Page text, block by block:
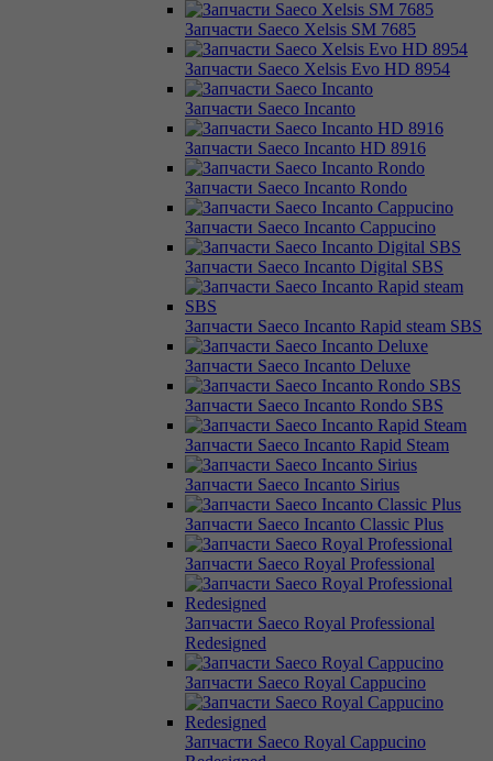
Запчасти Saeco Xelsis SM 7685
Запчасти Saeco Xelsis Evo HD 8954
Запчасти Saeco Incanto
Запчасти Saeco Incanto HD 8916
Запчасти Saeco Incanto Rondo
Запчасти Saeco Incanto Cappucino
Запчасти Saeco Incanto Digital SBS
Запчасти Saeco Incanto Rapid steam SBS
Запчасти Saeco Incanto Deluxe
Запчасти Saeco Incanto Rondo SBS
Запчасти Saeco Incanto Rapid Steam
Запчасти Saeco Incanto Sirius
Запчасти Saeco Incanto Classic Plus
Запчасти Saeco Royal Professional
Запчасти Saeco Royal Professional
Redesigned
Запчасти Saeco Royal Cappucino
Запчасти Saeco Royal Cappucino